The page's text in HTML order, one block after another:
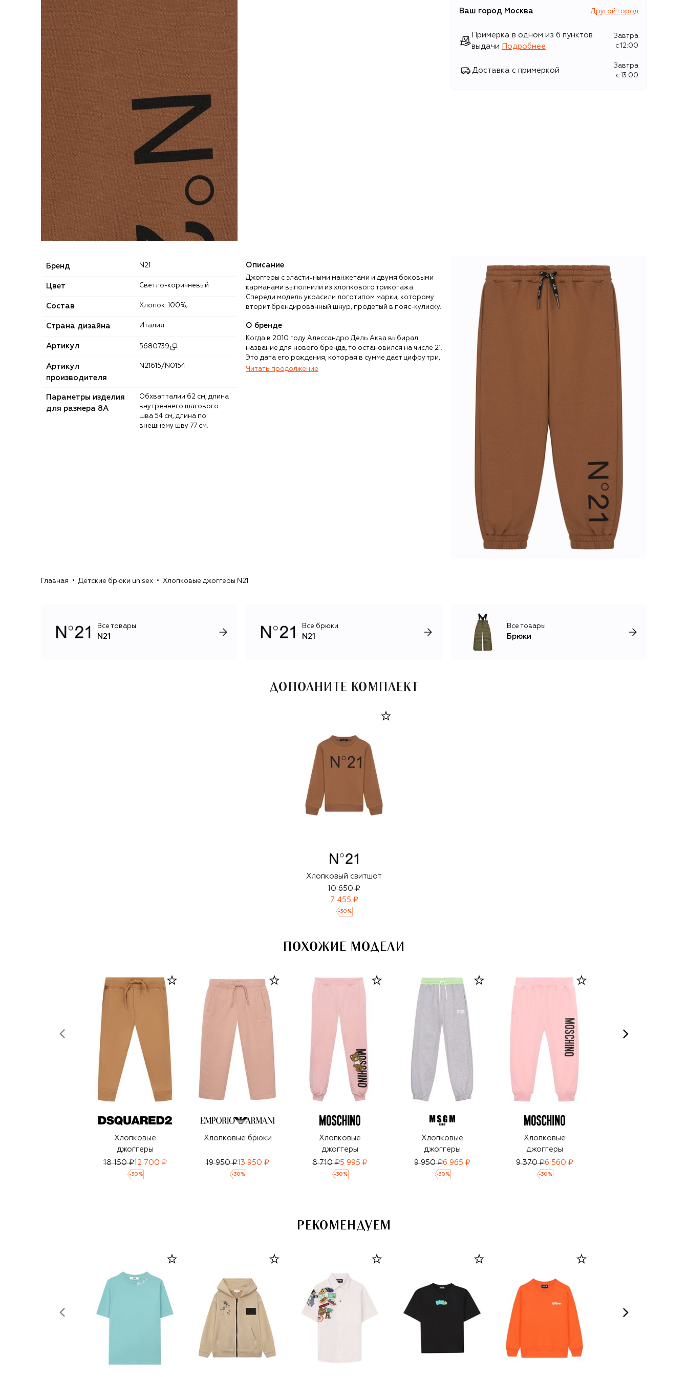
Ваш город Москва Другой город
Примерка в одном из 6 пунктов
выдачи
Подробнее
Завтра
c 12:00
Доставка с примеркой
Завтра
c 13:00
Бренд N21
Цвет Светло-коричневый
Состав Хлопок: 100%;
Страна дизайна Италия
Артикул 5680739
Артикул
производителя
N21615/N0154
Параметры изделия
для размера 8A
Обхват талии 62 см, длина
внутреннего шагового
шва 54 см, длина по
внешнему шву 77 см.
Описание
Джоггеры с эластичными манжетами и двумя боковыми
карманами выполнили из хлопкового трикотажа.
Спереди модель украсили логотипом марки, которому
вторит брендированный шнур, продетый в пояс-кулиску.
О бренде
Когда в 2010 году Алессандро Дель Аква выбирал
название для нового бренда, то остановился на числе 21.
Это дата его рождения, которая в сумме дает цифру три,
— по словам основателя, она приносит ему удачу. Такой
Читать продолжение
Главная Детские брюки unisex Хлопковые джоггеры N21
Все товары
N21
Все брюки
N21
Все товары
Брюки
ДОПОЛНИТЕ КОМПЛЕКТ
Хлопковый свитшот
10 650 ₽
7 455 ₽
-30 %
ПОХОЖИЕ МОДЕЛИ
Хлопковые
джоггеры
18 150 ₽12 700 ₽
-30 %
Хлопковые брюки
19 950 ₽13 950 ₽
-30 %
Хлопковые
джоггеры
8 710 ₽5 995 ₽
-30 %
Хлопковые
джоггеры
9 950 ₽6 965 ₽
-30 %
Хлопковые
джоггеры
9 370 ₽6 560 ₽
-30 %
РЕКОМЕНДУЕМ